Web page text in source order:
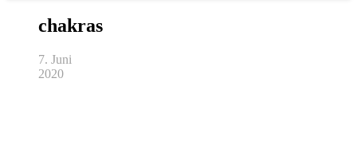
chakras
7. Juni
2020